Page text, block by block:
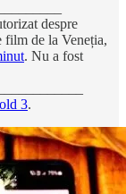
despre
film de la Veneția,
. Nu a fost
3.